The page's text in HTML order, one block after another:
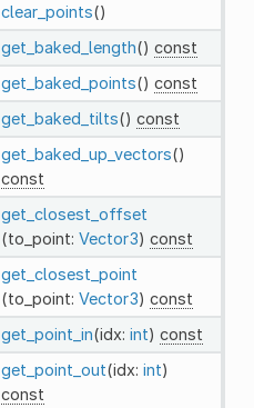
clear_points()
get_baked_length() const
get_baked_points() const
get_baked_tilts() const
get_baked_up_vectors()
const
get_closest_offset
(to_point: Vector3) const
get_closest_point
(to_point: Vector3) const
get_point_in(idx: int) const
get_point_out(idx: int)
const